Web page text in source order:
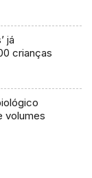
já
crianças
volumes